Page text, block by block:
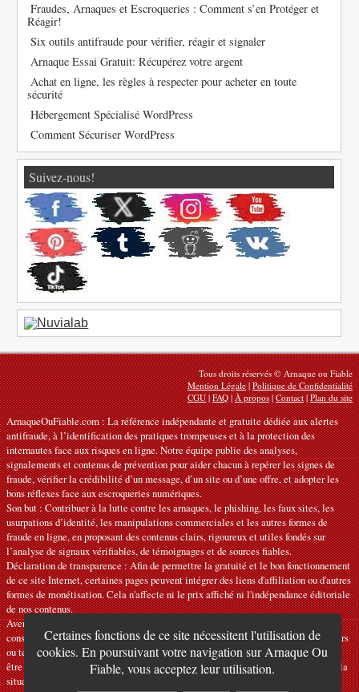
Certaines fonctions de ce site nécessitent l'utilisation de
cookies. En poursuivant votre navigation sur Arnaque Ou
Fiable, vous acceptez leur utilisation.
Fraudes, Arnaques et Escroqueries : Comment s’en Protéger et
Réagir!
Six outils antifraude pour vérifier, réagir et signaler
Arnaque Essai Gratuit: Récupérez votre argent
Achat en ligne, les règles à respecter pour acheter en toute
sécurité
Hébergement Spécialisé WordPress
Comment Sécuriser WordPress
Suivez-nous!
Tous droits réservés © Arnaque ou Fiable
Mention Légale|Politique de Confidentialité
CGU|FAQ|À propos|Contact|Plan du site
ArnaqueOuFiable.com : La référence indépendante et gratuite dédiée aux alertes
antifraude, à l’identification des pratiques trompeuses et à la protection des
internautes face aux risques en ligne. Notre équipe publie des analyses,
signalements et contenus de prévention pour aider chacun à repérer les signes de
fraude, vérifier la crédibilité d’un message, d’un site ou d’une offre, et adopter les
bons réflexes face aux escroqueries numériques.
Son but : Contribuer à la lutte contre les arnaques, le phishing, les faux sites, les
usurpations d’identité, les manipulations commerciales et les autres formes de
fraude en ligne, en proposant des contenus clairs, rigoureux et utiles fondés sur
l’analyse de signaux vérifiables, de témoignages et de sources fiables.
Déclaration de transparence : Afin de permettre la gratuité et le bon fonctionnement
de ce site Internet, certaines pages peuvent intégrer des liens d'affiliation ou d'autres
formes de monétisation. Cela n'affecte ni le prix affiché ni l'indépendance éditoriale
de nos contenus.
Avertissements : Nos articles ont une vocation informative et préventive et ne
constituent ni des recommandations officielles ni des conseils juridiques, financiers
ou techniques personnalisés. Les informations fournies sont indicatives et doivent
être vérifiées auprès des organismes, services ou interlocuteurs compétents selon la
situation. Nous déclinons toute responsabilité en cas d'erreur, d'omission ou de